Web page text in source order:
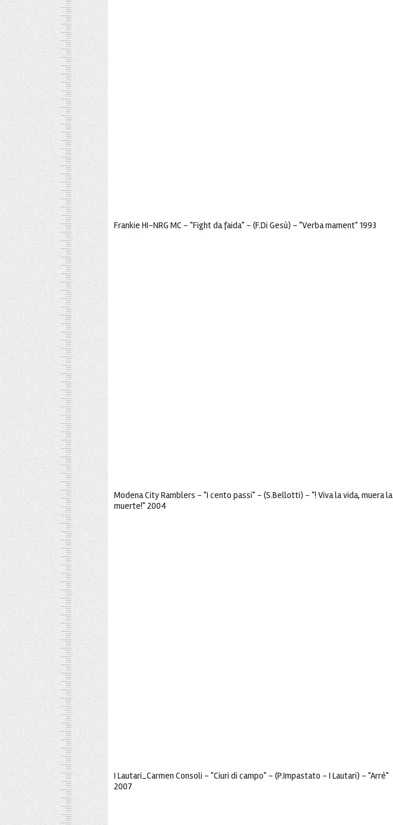
Frankie HI-NRG MC - "Fight da faida" - (F.Di Gesù) - "Verba mament" 1993
Modena City Ramblers - "I cento passi" - (S.Bellotti) - "! Viva la vida, muera la
muerte!" 2004
I Lautari_Carmen Consoli - "Ciuri di campo" - (P.Impastato - I Lautari) - "Arrè"
2007